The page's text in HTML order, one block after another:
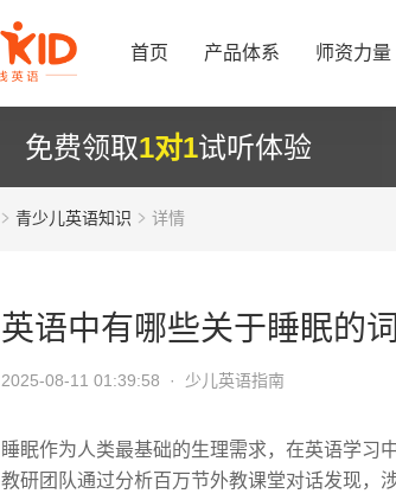
首页 产品体系 师资力量
免费领取1对1试听体验
青少儿英语知识 详情
英语中有哪些关于睡眠的词
2025-08-11 01:39:58 · 少儿英语指南
睡眠作为人类最基础的生理需求，在英语学习
教研团队通过分析百万节外教课堂对话发现，